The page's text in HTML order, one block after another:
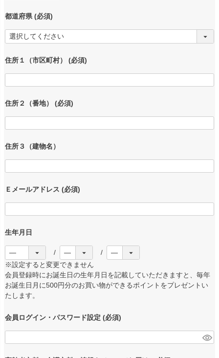
都道府県(必須)
住所１（市区町村） (必須)
住所２（番地） (必須)
住所３（建物名）
Ｅメールアドレス (必須)
生年月日
※設定すると変更できません
会員登録時にお誕生日の生年月日を記載していただきますと、毎年
お誕生日月に500円分のお買い物ができるポイントをプレゼントい
たします。
会員ログイン・パスワード設定 (必須)